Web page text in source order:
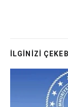
İLGİNİZİ